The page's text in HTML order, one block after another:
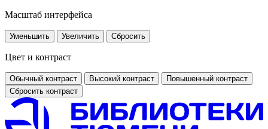
Масштаб интерфейса
Уменьшить Увеличить Сбросить
Цвет и контраст
Обычный контраст Высокий контраст
Повышенный контраст
Сбросить контраст